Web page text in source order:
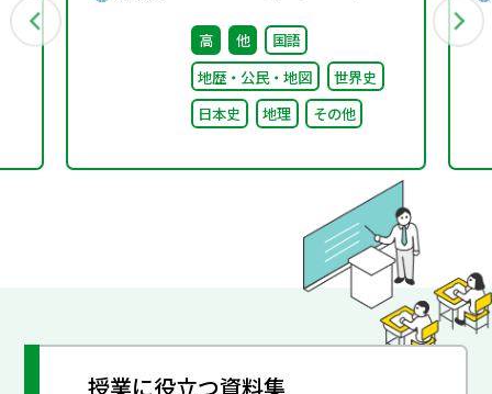
付資料
高 他
国語
地歴・公民・地図
世界史
日本史
地理 その他
授業に役立つ資料集